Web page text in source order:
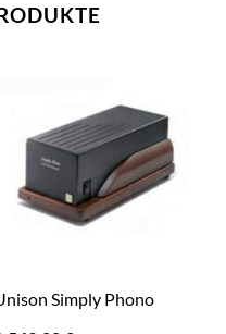
Simply Phono